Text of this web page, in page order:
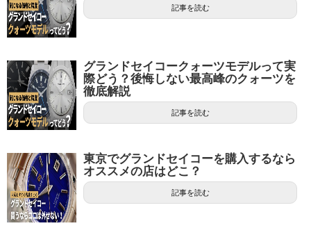
記事を読む
グランドセイコークォーツモデルって実
際どう？後悔しない最高峰のクォーツを
徹底解説
記事を読む
東京でグランドセイコーを購入するなら
オススメの店はどこ？
記事を読む